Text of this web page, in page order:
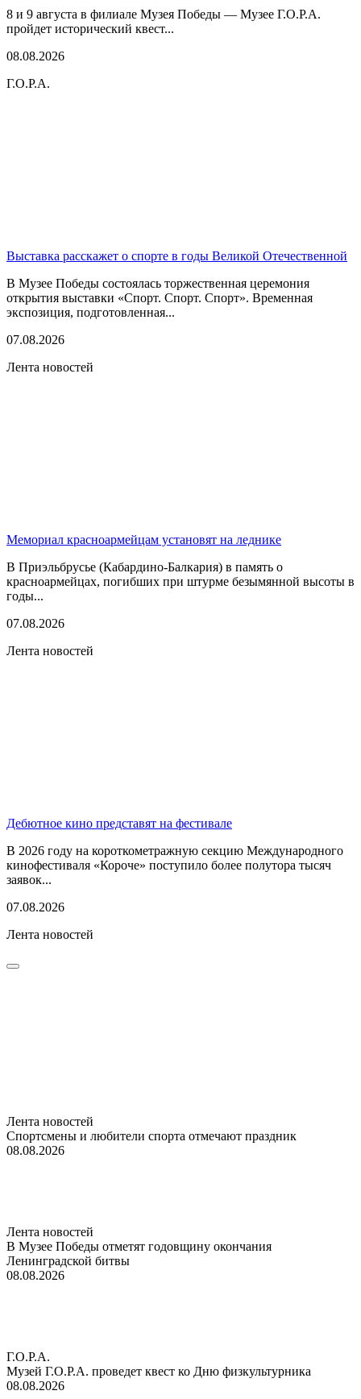
8 и 9 августа в филиале Музея Победы — Музее Г.О.Р.А.
пройдет исторический квест...
08.08.2026
Г.О.Р.А.
Выставка расскажет о спорте в годы Великой Отечественной
В Музее Победы состоялась торжественная церемония
открытия выставки «Спорт. Спорт. Спорт». Временная
экспозиция, подготовленная...
07.08.2026
Лента новостей
Мемориал красноармейцам установят на леднике
В Приэльбрусье (Кабардино-Балкария) в память о
красноармейцах, погибших при штурме безымянной высоты в
годы...
07.08.2026
Лента новостей
Дебютное кино представят на фестивале
В 2026 году на короткометражную секцию Международного
кинофестиваля «Короче» поступило более полутора тысяч
заявок...
07.08.2026
Лента новостей
Лента новостей
Спортсмены и любители спорта отмечают праздник
08.08.2026
Лента новостей
В Музее Победы отметят годовщину окончания
Ленинградской битвы
08.08.2026
Г.О.Р.А.
Музей Г.О.Р.А. проведет квест ко Дню физкультурника
08.08.2026